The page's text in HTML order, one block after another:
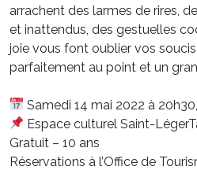
arrachent des larmes de rires,
et inattendus, des gestuelles
joie vous font oublier vos
parfaitement au point et un
Samedi 14 mai 2022 à 20h30,
Espace culturel Saint-
Gratuit – 10 ans
Réservations à l’Office de